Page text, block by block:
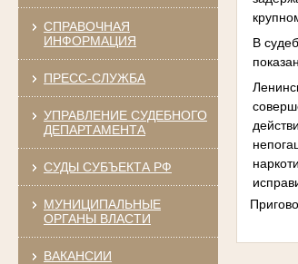
СПРАВОЧНАЯ
ИНФОРМАЦИЯ
ПРЕСС-СЛУЖБА
УПРАВЛЕНИЕ СУДЕБНОГО
ДЕПАРТАМЕНТА
СУДЫ СУБЪЕКТА РФ
МУНИЦИПАЛЬНЫЕ
ОРГАНЫ ВЛАСТИ
ВАКАНСИИ
В